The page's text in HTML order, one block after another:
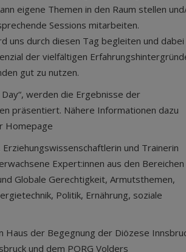
eigene Themen in den Raum stellen
Sessions mitarbeiten.
uns durch diesen Tag begleiten und dabei
der vielfältigen
gut zu nutzen.
werden die Ergebnisse der
präsentiert. Nähere Informationen dazu
Homepage
Erziehungswissenschaftlerin und Trainerin
Expert:innen aus den Bereichen
Globale Gerechtigkeit, Armutsthemen,
Politik, Ernährung, soziale
Haus der Begegnung der Diözese
und dem PORG Volders